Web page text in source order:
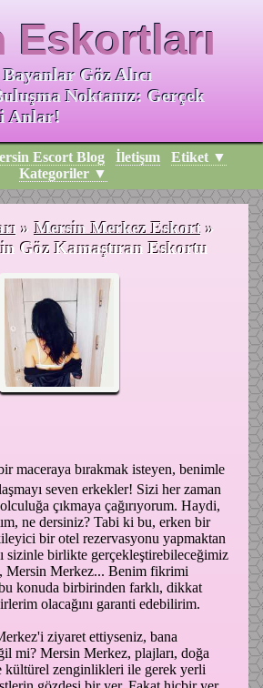
Eskortları
Göz Alıcı
Noktanız: Gerçek
Anlar!
Escort Blog İletişım
Etiket ▼
Kategoriler ▼
»Mersin Merkez Eskort »
Göz Kamaştıran Eskortu
maceraya bırakmak isteyen, benimle
seven erkekler! Sizi her zaman
çıkmaya çağırıyorum. Haydi,
ne dersiniz? Tabi ki bu, erken bir
bir otel rezervasyonu yapmaktan
sizinle birlikte gerçekleştirebileceğimiz
Mersin Merkez... Benim fikrimi
konuda birbirinden farklı, dikkat
olacağını garanti edebilirim.
ziyaret ettiyseniz, bana
mi? Mersin Merkez, plajları, doğa
kültürel zenginlikleri ile gerek yerli